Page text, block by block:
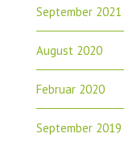
September 2021
August 2020
Februar 2020
September 2019